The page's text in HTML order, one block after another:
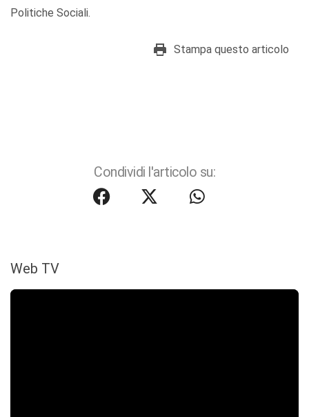
Politiche Sociali.
Stampa questo articolo
Condividi l'articolo su:
Web TV